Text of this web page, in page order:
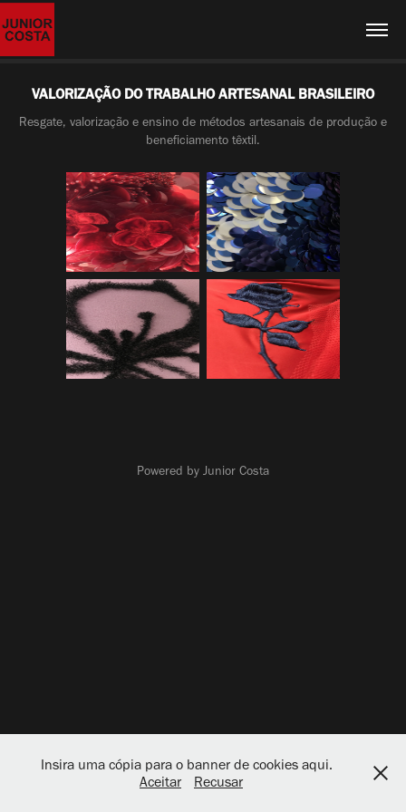
VALORIZAÇÃO DO TRABALHO ARTESANAL BRASILEIRO
Resgate, valorização e ensino de métodos artesanais de produção e
beneficiamento têxtil.
Powered by Junior Costa
Insira uma cópia para o banner de cookies aqui.
Aceitar
Recusar